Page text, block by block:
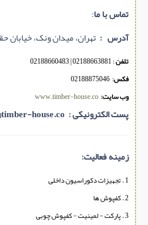
تماس با ما:
آدرس : تهران، میدان ونک، خیابان حقانی،
تلفن:
|
02188660483
فکس:
02188875046
وب سایت: www.timber-house.co
پست الکترونیکی : house.co
زمینه فعالیت:
1 . تجهیزات دکوراسیون داخلی
2 . کفپوش ها
3 . پارکت - لمینیت - کفپوش چوبی